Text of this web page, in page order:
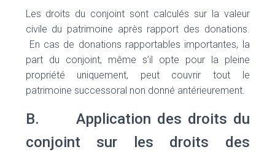
Les droits du conjoint sont calculés sur la valeur
civile du patrimoine après rapport des donations.
En cas de donations rapportables importantes, la
part du conjoint, même s’il opte pour la pleine
propriété uniquement, peut couvrir tout le
patrimoine successoral non donné antérieurement.
B. Application des droits du
conjoint sur les droits des